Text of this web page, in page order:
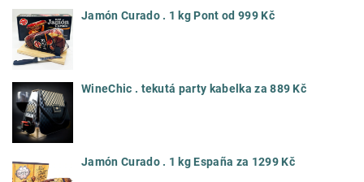
Jamón Curado . 1 kg Pont od 999 Kč
WineChic . tekutá party kabelka za 889 Kč
Jamón Curado . 1 kg España za 1299 Kč